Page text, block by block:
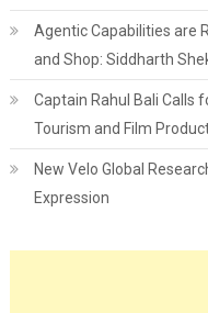
Agentic Capabilities are
and Shop: Siddharth
Captain Rahul Bali Calls
Tourism and Film
New Velo Global
Expression